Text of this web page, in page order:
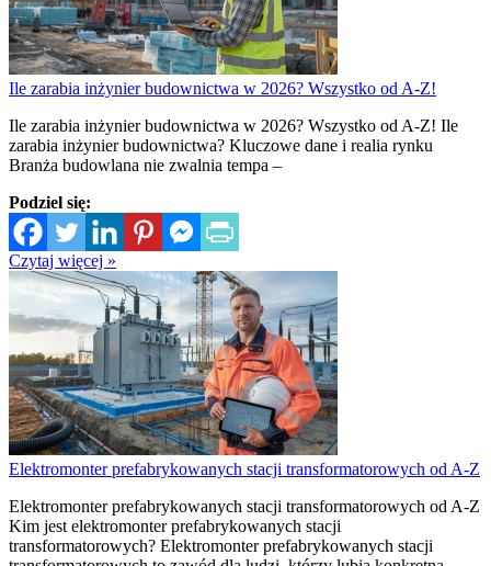
Ile zarabia inżynier budownictwa w 2026? Wszystko od A-Z!
Ile zarabia inżynier budownictwa w 2026? Wszystko od A-Z! Ile
zarabia inżynier budownictwa? Kluczowe dane i realia rynku
Branża budowlana nie zwalnia tempa –
Podziel się:
Czytaj więcej »
Elektromonter prefabrykowanych stacji transformatorowych od A-Z
Elektromonter prefabrykowanych stacji transformatorowych od A-Z
Kim jest elektromonter prefabrykowanych stacji
transformatorowych? Elektromonter prefabrykowanych stacji